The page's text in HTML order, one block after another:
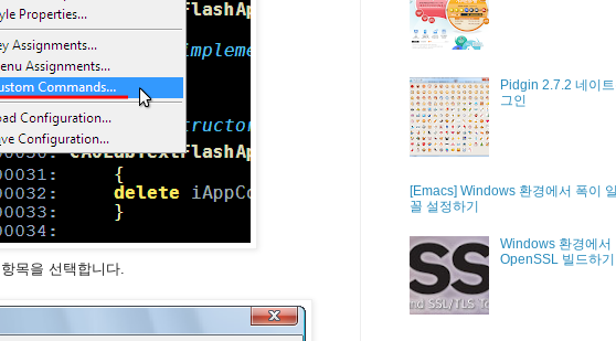
항목을 선택합니다.
Pidgin 2.7.2 네이
그인
[Emacs] Windows 환경에서 폭이
꼴 설정하기
Windows 환경에서
OpenSSL 빌드하기